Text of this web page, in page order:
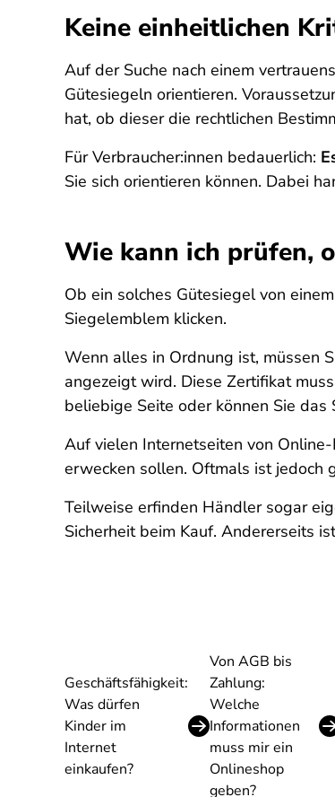
Keine einheitlichen
Auf der Suche nach einem
Gütesiegeln orientieren.
hat, ob dieser die rechtlichen
Für Verbraucher:innen bedauerlich:
Sie sich orientieren können. Dabei
Wie kann ich prüfen,
Ob ein solches Gütesiegel von
Siegelemblem klicken.
Wenn alles in Ordnung ist, müssen
angezeigt wird. Diese Zertifikat
beliebige Seite oder können Sie
Auf vielen Internetseiten von
erwecken sollen. Oftmals ist jedoch
Teilweise erfinden Händler sogar
Sicherheit beim Kauf. Andererseits
Geschäftsfähigkeit:
Was dürfen
Kinder im
Internet
einkaufen?
Von AGB bis
Zahlung:
Welche
Informationen
muss mir ein
Onlineshop
geben?